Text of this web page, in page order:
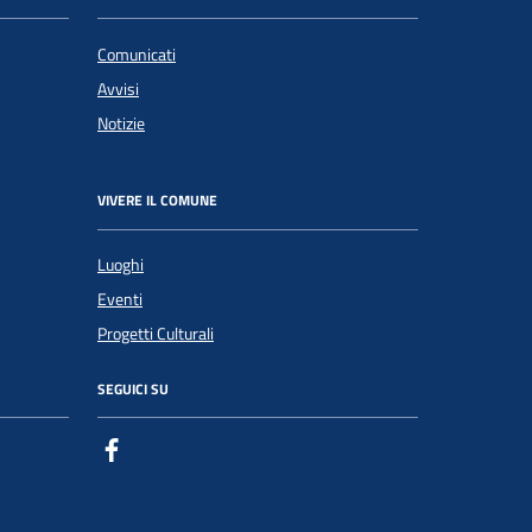
Comunicati
Avvisi
Notizie
VIVERE IL COMUNE
Luoghi
Eventi
Progetti Culturali
SEGUICI SU